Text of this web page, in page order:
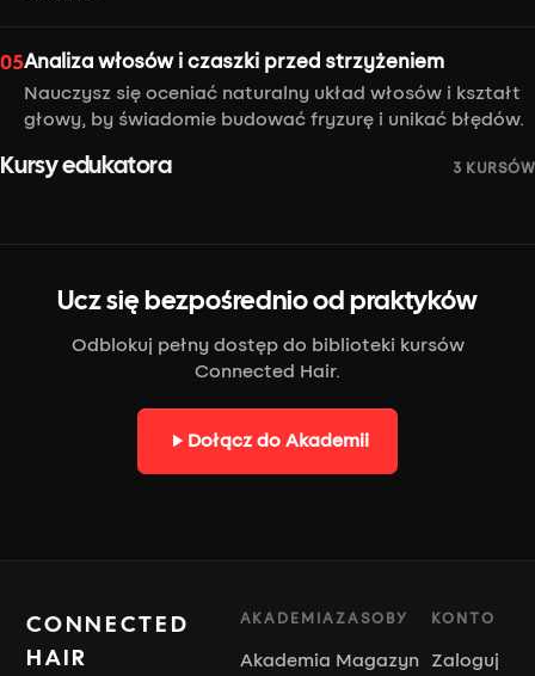
05Analiza włosów i czaszki przed strzyżeniem
Nauczysz się oceniać naturalny układ włosów i kształt
głowy, by świadomie budować fryzurę i unikać błędów.
Kursy edukatora 3 KURSÓW
Strzyżenie długiej brody Buzz Cut
Ucz się bezpośrednio od praktyków
Odblokuj pełny dostęp do biblioteki kursów
Connected Hair.
Dołącz do Akademii
CONNECTED
HAIR
AKADEMIA
Akademia
ZASOBY
Magazyn
KONTO
Zaloguj